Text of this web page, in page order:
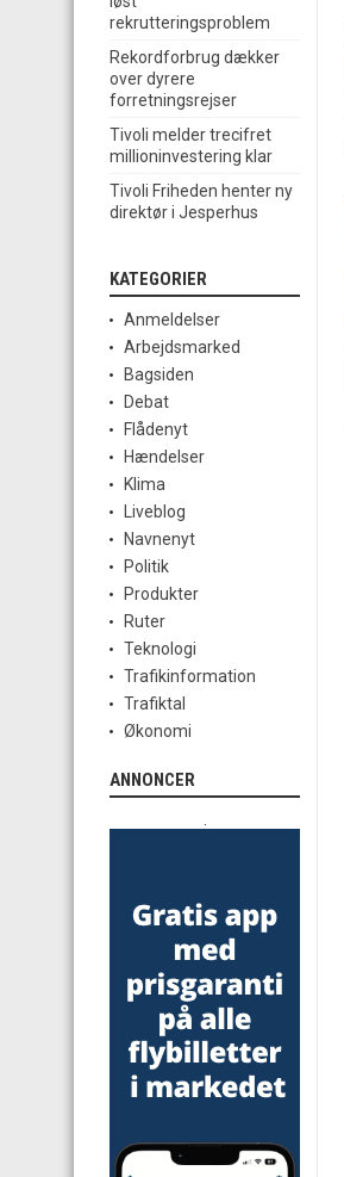
rekrutteringsproblem
Rekordforbrug dækker
over dyrere
forretningsrejser
Tivoli melder trecifret
millioninvestering klar
Tivoli Friheden henter ny
direktør i Jesperhus
KATEGORIER
Anmeldelser
Arbejdsmarked
Bagsiden
Debat
Flådenyt
Hændelser
Klima
Liveblog
Navnenyt
Politik
Produkter
Ruter
Teknologi
Trafikinformation
Trafiktal
Økonomi
ANNONCER